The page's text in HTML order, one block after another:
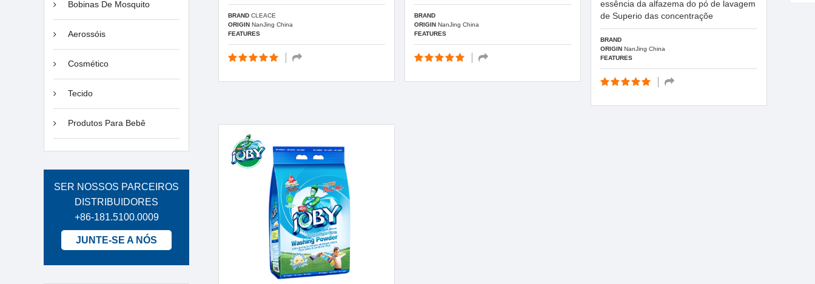
Bobinas De Mosquito
Aerossóis
Cosmético
Tecido
Produtos Para Bebê
SER NOSSOS PARCEIROS
DISTRIBUIDORES
+86-181.5100.0009
JUNTE-SE A NÓS
BRAND CLEACE
ORIGIN NanJing China
FEATURES
BRAND
ORIGIN NanJing China
FEATURES
essência da alfazema do pó de lavagem
de Superio das concentraçõe
BRAND
ORIGIN NanJing China
FEATURES